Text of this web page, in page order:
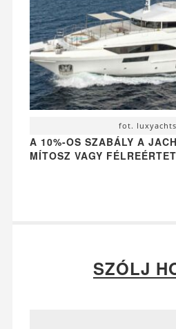
fot.
A 10%-OS SZABÁLY A
MÍTOSZ VAGY
SZÓLJ